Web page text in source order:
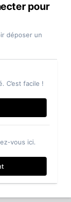
pour
déposer un
C’est facile !
vous ici.